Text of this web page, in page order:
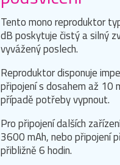
Tento mono reproduktor
dB poskytuje čistý a silný
vyvážený poslech.
Reproduktor disponuje
připojení s dosahem až 10
případě potřeby vypnout.
Pro připojení dalších
3600 mAh, nebo připojení
přibližně 6 hodin.